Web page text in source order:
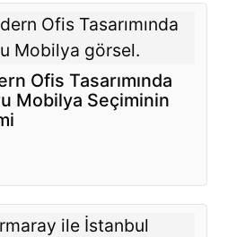
Ofis Tasarımında
Mobilya Seçiminin